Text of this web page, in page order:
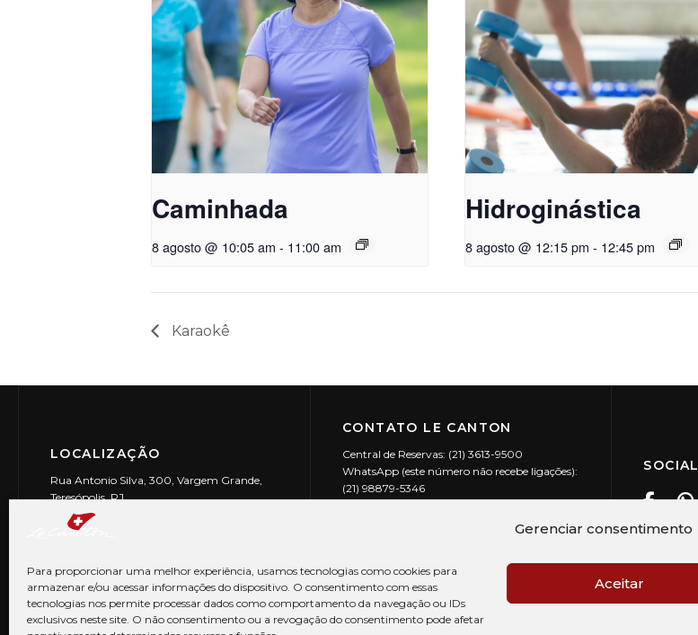
Gerenciar consentimento
Para proporcionar uma melhor experiência, usamos tecnologias como cookies para
armazenar e/ou acessar informações do dispositivo. O consentimento com essas
tecnologias nos permite processar dados como comportamento da navegação ou IDs
exclusivos neste site. O não consentimento ou a revogação do consentimento pode afetar
Aceitar
Caminhada
8 agosto @ 10:05 am - 11:00 am
Hidroginástica
8 agosto @ 12:15 pm - 12:45 pm
Karaokê
LOCALIZAÇÃO
Rua Antonio Silva, 300, Vargem Grande,
Teresópolis, RJ
CEP: 25990-150
CONTATO LE CANTON
Central de Reservas: (21) 3613-9500
WhatsApp (este número não recebe ligações):
(21) 98879-5346
SOCIAL